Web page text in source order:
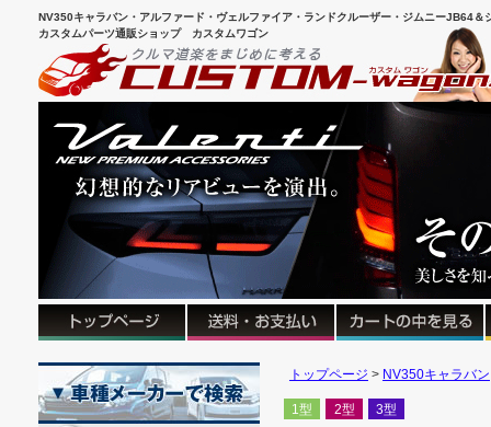
NV350キャラバン・アルファード・ヴェルファイア・ランドクルーザー・ジムニーJB64
カスタムパーツ通販ショップ カスタムワゴン
トップページ NV350キャラバン
1型 2型 3型